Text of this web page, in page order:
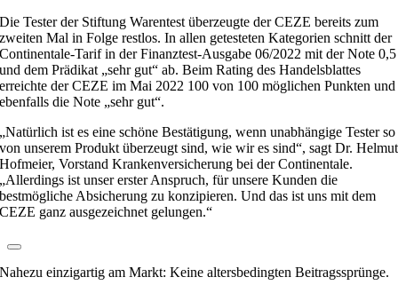
Die Tester der Stiftung Warentest überzeugte der CEZE bereits zum
zweiten Mal in Folge restlos. In allen getesteten Kategorien schnitt der
Continentale-Tarif in der Finanztest-Ausgabe 06/2022 mit der Note 0,5
und dem Prädikat „sehr gut“ ab. Beim Rating des Handelsblattes
erreichte der CEZE im Mai 2022 100 von 100 möglichen Punkten und
ebenfalls die Note „sehr gut“.
„Natürlich ist es eine schöne Bestätigung, wenn unabhängige Tester so
von unserem Produkt überzeugt sind, wie wir es sind“, sagt Dr. Helmut
Hofmeier, Vorstand Krankenversicherung bei der Continentale.
„Allerdings ist unser erster Anspruch, für unsere Kunden die
bestmögliche Absicherung zu konzipieren. Und das ist uns mit dem
CEZE ganz ausgezeichnet gelungen.“
Nahezu einzigartig am Markt: Keine altersbedingten Beitragssprünge.